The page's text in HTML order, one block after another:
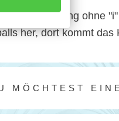
ohne
her, dort kommt
MÖCHTEST